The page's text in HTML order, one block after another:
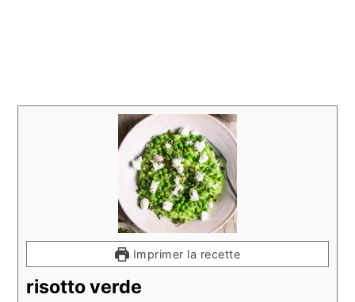
Imprimer la recette
risotto verde